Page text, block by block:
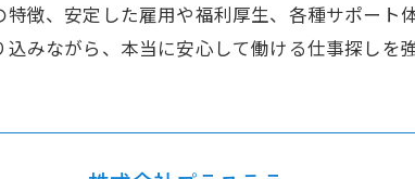
徴、安定した雇用や福利厚生、各種サポー
みながら、本当に安心して働ける仕事探しを